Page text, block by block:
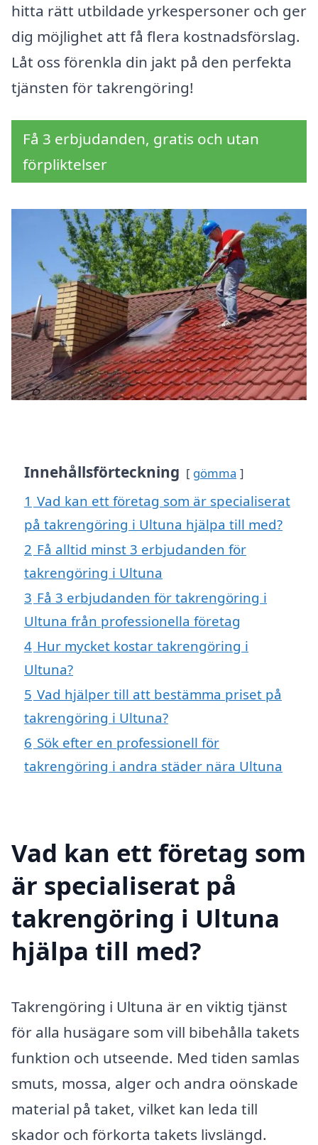
hitta rätt utbildade yrkespersoner och ger
dig möjlighet att få flera kostnadsförslag.
Låt oss förenkla din jakt på den perfekta
tjänsten för takrengöring!
Få 3 erbjudanden, gratis och utan
förpliktelser
Innehållsförteckning gömma
1 Vad kan ett företag som är specialiserat
på takrengöring i Ultuna hjälpa till med?
2 Få alltid minst 3 erbjudanden för
takrengöring i Ultuna
3 Få 3 erbjudanden för takrengöring i
Ultuna från professionella företag
4 Hur mycket kostar takrengöring i
Ultuna?
5 Vad hjälper till att bestämma priset på
takrengöring i Ultuna?
6 Sök efter en professionell för
takrengöring i andra städer nära Ultuna
Vad kan ett företag som
är specialiserat på
takrengöring i Ultuna
hjälpa till med?
Takrengöring i Ultuna är en viktig tjänst
för alla husägare som vill bibehålla takets
funktion och utseende. Med tiden samlas
smuts, mossa, alger och andra oönskade
material på taket, vilket kan leda till
skador och förkorta takets livslängd.